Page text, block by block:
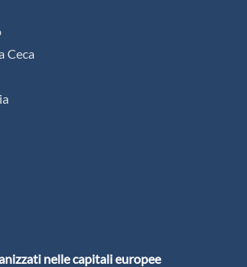
Ceca
nelle capitali europee